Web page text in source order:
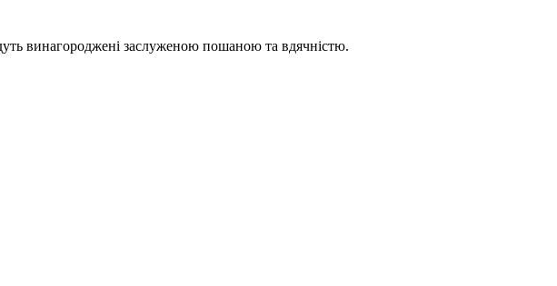
винагороджені заслуженою пошаною та вдячністю.